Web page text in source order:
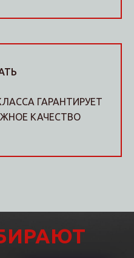
ГАРАНТИРУЕТ
КАЧЕСТВО